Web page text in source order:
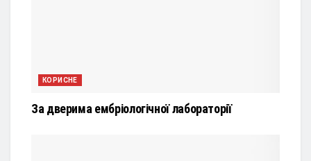
КОРИСНЕ
За дверима ембріологічної лабораторії